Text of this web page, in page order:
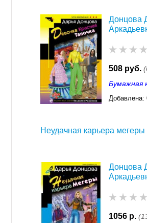
Донцова
508 руб.
Бумажная
Добавлена:
Неудачная карьера мегеры
Донцова
1056 р.